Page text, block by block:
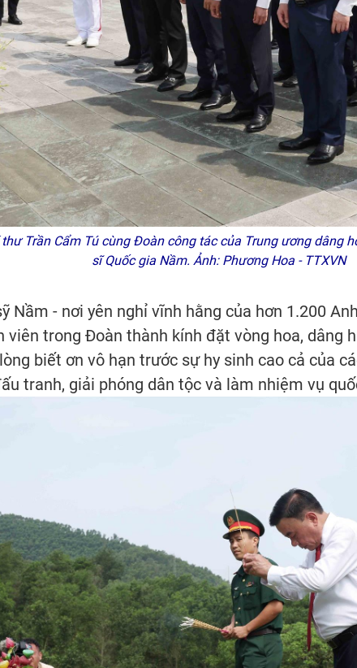
Trần Cẩm Tú cùng Đoàn công tác của Trung ương dâng
sĩ Quốc gia Nầm. Ảnh: Phương Hoa - TTXVN
Nầm - nơi yên nghỉ vĩnh hằng của hơn 1.200
viên trong Đoàn thành kính đặt vòng hoa, dâng
biết ơn vô hạn trước sự hy sinh cao cả của
tranh, giải phóng dân tộc và làm nhiệm vụ